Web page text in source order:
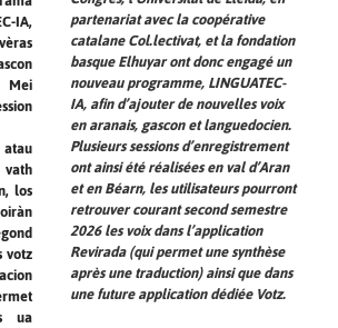
IA,
Mei
los
votz
ua
partenariat avec la coopérative
catalane Col.lectivat, et la fondation
basque Elhuyar ont donc engagé un
nouveau programme, LINGUATEC-
IA, afin d’ajouter de nouvelles voix
en aranais, gascon et languedocien.
Plusieurs sessions d’enregistrement
ont ainsi été réalisées en val d’Aran
et en Béarn, les utilisateurs pourront
retrouver courant second semestre
2026 les voix dans l’application
Revirada (qui permet une synthèse
après une traduction) ainsi que dans
une future application dédiée Votz.